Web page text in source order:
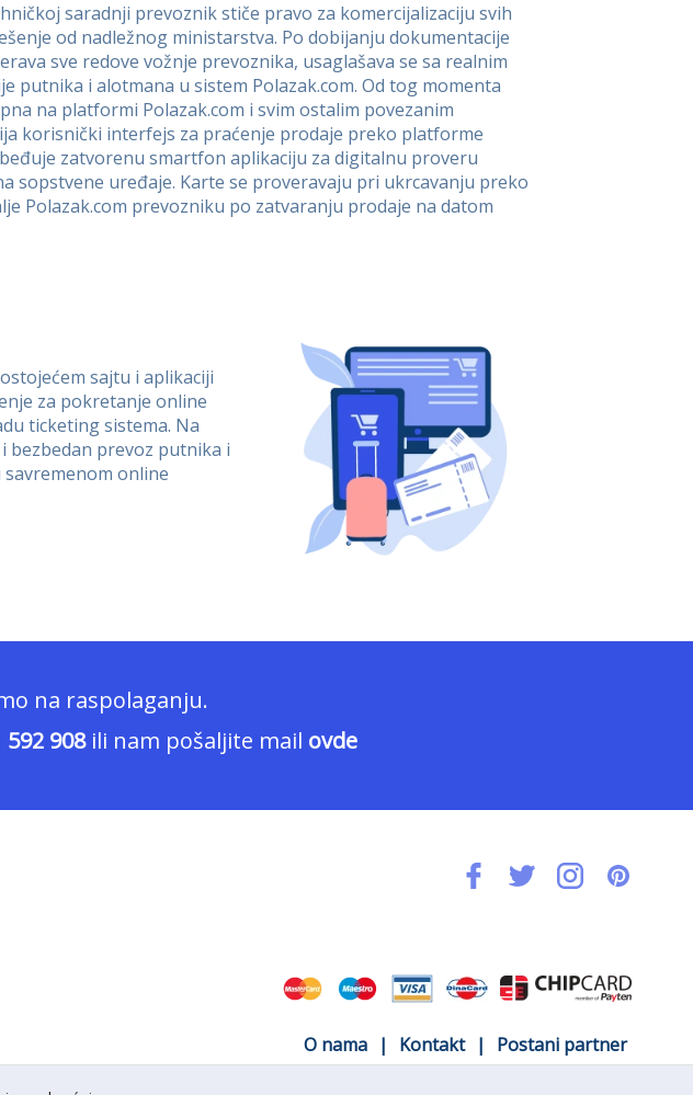
saradnji prevoznik stiče pravo za komercijalizaciju svih
od nadležnog ministarstva. Po dobijanju dokumentacije
sve redove vožnje prevoznika, usaglašava se sa realnim
putnika i alotmana u sistem Polazak.com. Od tog momenta
na platformi Polazak.com i svim ostalim povezanim
korisnički interfejs za praćenje prodaje preko platforme
zatvorenu smartfon aplikaciju za digitalnu proveru
sopstvene uređaje. Karte se proveravaju pri ukrcavanju preko
Polazak.com prevozniku po zatvaranju prodaje na datom
sajtu i aplikaciji
za pokretanje online
ticketing sistema. Na
bezbedan prevoz putnika i
online
na raspolaganju.
592 908 ili nam pošaljite mail ovde
O nama | Kontakt |
Postani partner